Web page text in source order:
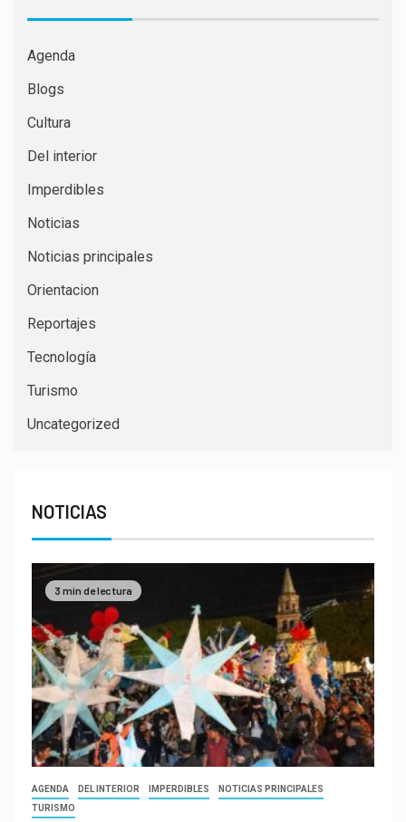
Agenda
Blogs
Cultura
Del interior
Imperdibles
Noticias
Noticias principales
Orientacion
Reportajes
Tecnología
Turismo
Uncategorized
NOTICIAS
3 min de lectura
AGENDA DEL INTERIOR IMPERDIBLES
NOTICIAS PRINCIPALES
TURISMO